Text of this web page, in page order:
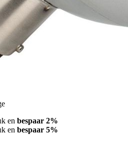
en bespaar 2%
en bespaar 5%